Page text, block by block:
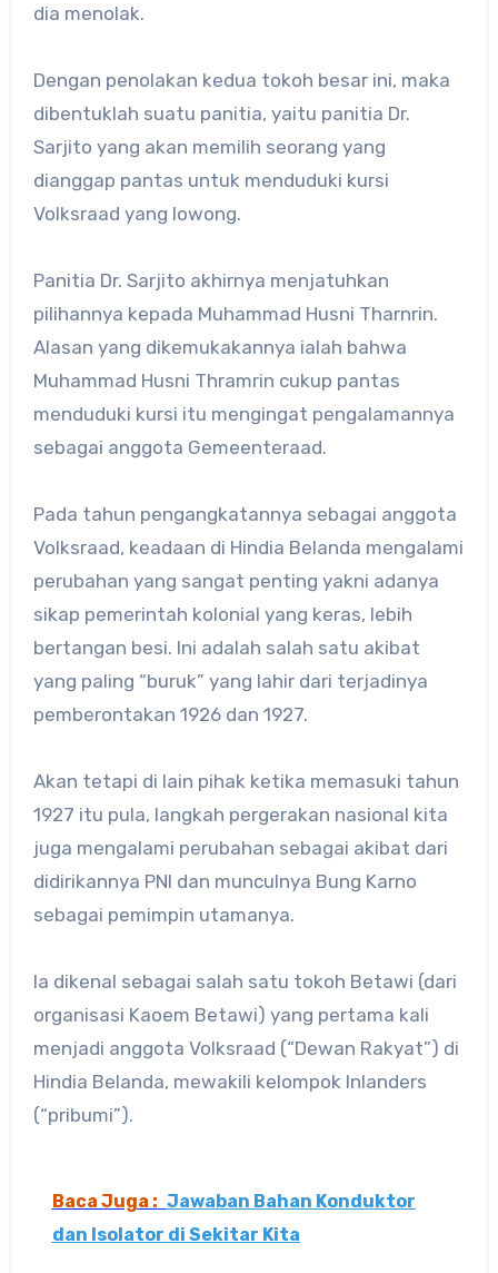
dia menolak.
Dengan penolakan kedua tokoh besar ini, maka
dibentuklah suatu panitia, yaitu panitia Dr.
Sarjito yang akan memilih seorang yang
dianggap pantas untuk menduduki kursi
Volksraad yang lowong.
Panitia Dr. Sarjito akhirnya menjatuhkan
pilihannya kepada Muhammad Husni Tharnrin.
Alasan yang dikemukakannya ialah bahwa
Muhammad Husni Thramrin cukup pantas
menduduki kursi itu mengingat pengalamannya
sebagai anggota Gemeenteraad.
Pada tahun pengangkatannya sebagai anggota
Volksraad, keadaan di Hindia Belanda mengalami
perubahan yang sangat penting yakni adanya
sikap pemerintah kolonial yang keras, lebih
bertangan besi. Ini adalah salah satu akibat
yang paling “buruk” yang lahir dari terjadinya
pemberontakan 1926 dan 1927.
Akan tetapi di lain pihak ketika memasuki tahun
1927 itu pula, langkah pergerakan nasional kita
juga mengalami perubahan sebagai akibat dari
didirikannya PNI dan munculnya Bung Karno
sebagai pemimpin utamanya.
Ia dikenal sebagai salah satu tokoh Betawi (dari
organisasi Kaoem Betawi) yang pertama kali
menjadi anggota Volksraad (“Dewan Rakyat”) di
Hindia Belanda, mewakili kelompok Inlanders
(“pribumi”).
Baca Juga : Jawaban Bahan Konduktor
dan Isolator di Sekitar Kita